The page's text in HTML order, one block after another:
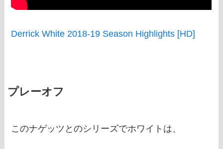
Derrick White 2018-19 Season Highlights [HD]
プレーオフ
このナゲッツとのシリーズでホワイトは、